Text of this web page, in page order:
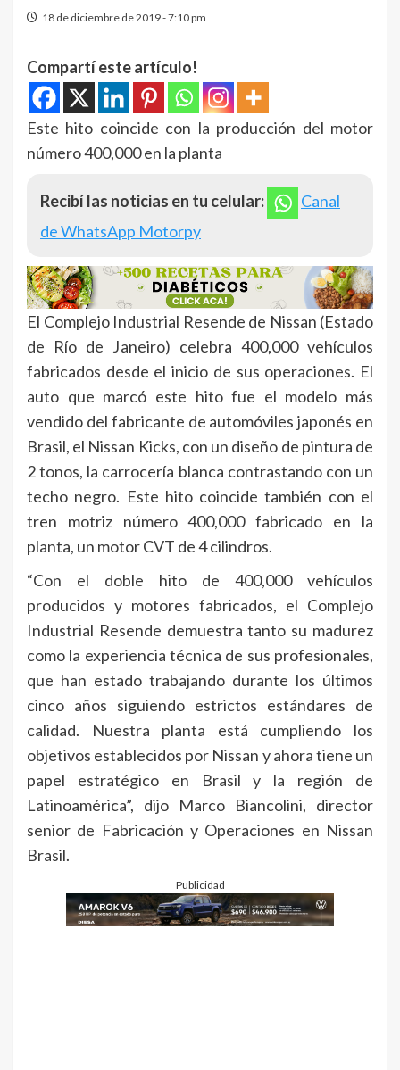
18 de diciembre de 2019 - 7:10 pm
Compartí este artículo!
Este hito coincide con la producción del motor
número 400,000 en la planta
Recibí las noticias en tu celular:
Canal
de WhatsApp Motorpy
El Complejo Industrial Resende de Nissan (Estado
de Río de Janeiro) celebra 400,000 vehículos
fabricados desde el inicio de sus operaciones. El
auto que marcó este hito fue el modelo más
vendido del fabricante de automóviles japonés en
Brasil, el Nissan Kicks, con un diseño de pintura de
2 tonos, la carrocería blanca contrastando con un
techo negro. Este hito coincide también con el
tren motriz número 400,000 fabricado en la
planta, un motor CVT de 4 cilindros.
“Con el doble hito de 400,000 vehículos
producidos y motores fabricados, el Complejo
Industrial Resende demuestra tanto su madurez
como la experiencia técnica de sus profesionales,
que han estado trabajando durante los últimos
cinco años siguiendo estrictos estándares de
calidad. Nuestra planta está cumpliendo los
objetivos establecidos por Nissan y ahora tiene un
papel estratégico en Brasil y la región de
Latinoamérica”, dijo Marco Biancolini, director
senior de Fabricación y Operaciones en Nissan
Brasil.
Publicidad